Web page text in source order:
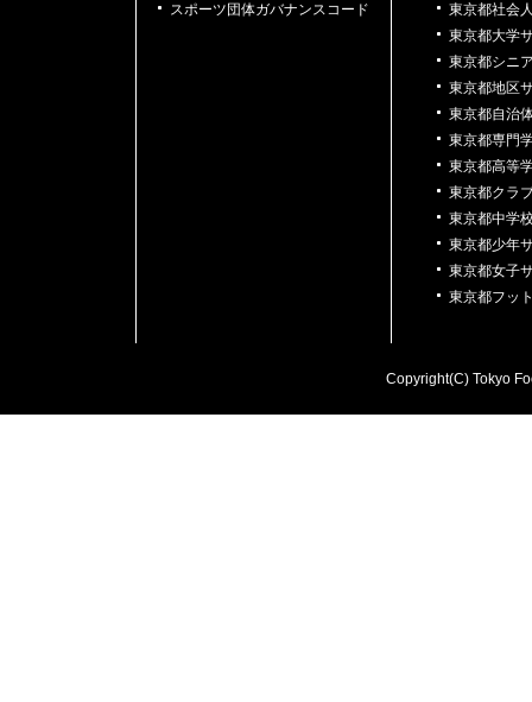
スポーツ団体ガバナンスコード
東京都社会
東京都大学
東京都シニ
東京都地区
東京都自治
東京都専門
東京都高等
東京都クラ
東京都中学
東京都少年
東京都女子
東京都フッ
Copyright(C) Tokyo